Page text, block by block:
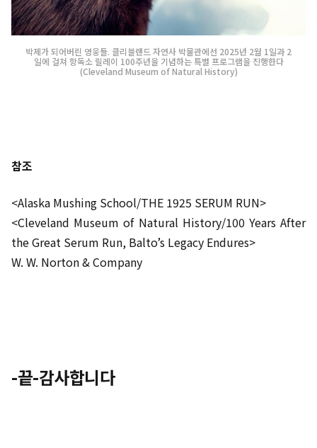
박제가 되어버린 영웅들. 클리블랜드 자연사 박물관에선 2025년 2월 1일과 2
일에 걸쳐 항독소 릴레이 100주년을 기념하는 특별 프로그램을 진행한다
(Cleveland Museum of Natural History)
참조
<Alaska Mushing School/THE 1925 SERUM RUN>
<Cleveland Museum of Natural History/100 Years After
the Great Serum Run, Balto’s Legacy Endures>
W. W. Norton & Company
-끝-감사합니다